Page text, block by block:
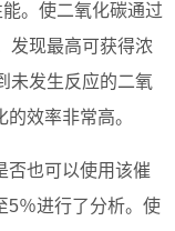
。使二氧化碳通过
发现最高可获得浓
未发生反应的二氧
效率非常高。
否也可以使用该催
5％进行了分析。使